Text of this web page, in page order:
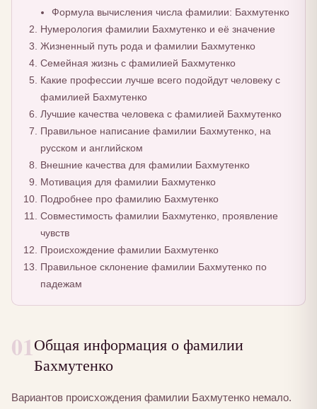
Формула вычисления числа фамилии: Бахмутенко
Нумерология фамилии Бахмутенко и её значение
Жизненный путь рода и фамилии Бахмутенко
Семейная жизнь с фамилией Бахмутенко
Какие профессии лучше всего подойдут человеку с
фамилией Бахмутенко
Лучшие качества человека с фамилией Бахмутенко
Правильное написание фамилии Бахмутенко, на
русском и английском
Внешние качества для фамилии Бахмутенко
Мотивация для фамилии Бахмутенко
Подробнее про фамилию Бахмутенко
Совместимость фамилии Бахмутенко, проявление
чувств
Происхождение фамилии Бахмутенко
Правильное склонение фамилии Бахмутенко по
падежам
01Общая информация о фамилии
Бахмутенко
Вариантов происхождения фамилии Бахмутенко немало.